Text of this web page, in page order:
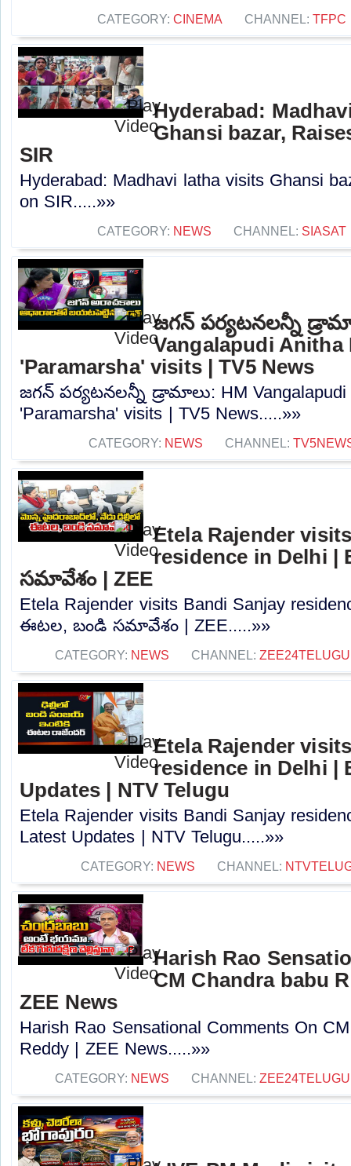
CATEGORY: CINEMA CHANNEL: TFPC
Hyderabad:
Ghansi bazar,
SIR
Hyderabad: Madhavi latha visits Ghansi
on SIR.....»»
CATEGORY: NEWS CHANNEL: SIASAT
జగన్ పర్యటనలన్నీ
Vangalapudi Anitha
'Paramarsha' visits | TV5 News
జగన్ పర్యటనలన్నీ డ్రామాలు: HM Vangalapudi
'Paramarsha' visits | TV5 News.....»»
CATEGORY: NEWS CHANNEL:
Etela Rajender
residence in Delhi
సమావేశం | ZEE
Etela Rajender visits Bandi Sanjay
ఈటల, బండి సమావేశం | ZEE.....»»
CATEGORY: NEWS CHANNEL:
Etela Rajender
residence in Delhi |
Updates | NTV Telugu
Etela Rajender visits Bandi Sanjay
Latest Updates | NTV Telugu.....»»
CATEGORY: NEWS CHANNEL:
Harish Rao
CM Chandra babu
ZEE News
Harish Rao Sensational Comments On
Reddy | ZEE News.....»»
CATEGORY: NEWS CHANNEL: